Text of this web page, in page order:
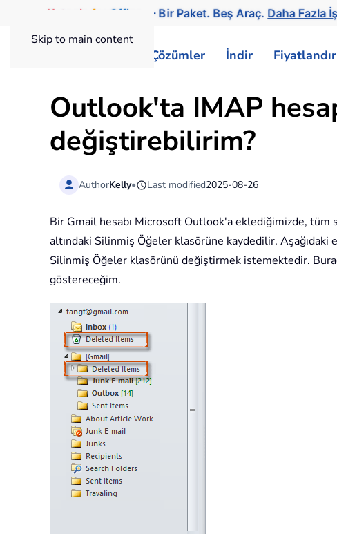
Skip to main content
Kutools for Office — Bir Paket. Beş Araç.Daha Fazla
Çözümler İndir
Outlook'ta IMAP
değiştirebilirim?
AuthorKelly• Last modified2025-08-26
Bir Gmail hesabı Microsoft Outlook'a eklediğimizde, tüm
altındaki Silinmiş Öğeler klasörüne kaydedilir. Aşağıdaki
Silinmiş Öğeler klasörünü değiştirmek istemektedir.
göstereceğim.